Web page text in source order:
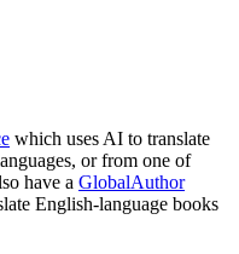
which uses AI to translate
or from one of
have a GlobalAuthor
English-language books